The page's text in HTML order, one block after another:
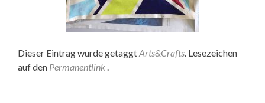
Dieser Eintrag wurde getaggtArts&Crafts. Lesezeichen
auf den Permanentlink .